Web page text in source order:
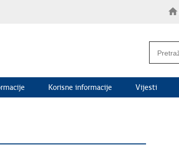
Korisne informacije Vijesti